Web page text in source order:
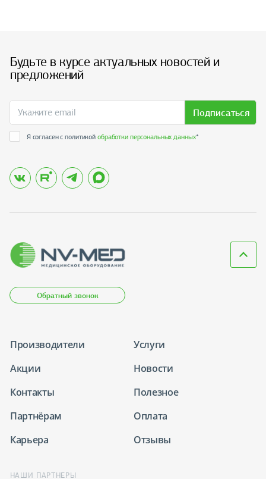
Будьте в курсе актуальных новостей и
предложений
Подписаться
Я согласен с политикойобработки персональных данных*
Обратный звонок
Производители
Услуги
Акции
Новости
Контакты
Полезное
Партнёрам
Оплата
Карьера
Отзывы
НАШИ ПАРТНЕРЫ